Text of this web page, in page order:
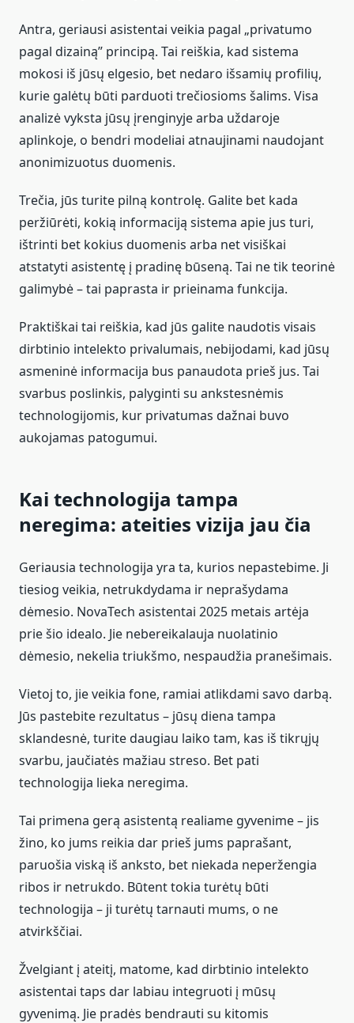
Antra, geriausi asistentai veikia pagal „privatumo
pagal dizainą” principą. Tai reiškia, kad sistema
mokosi iš jūsų elgesio, bet nedaro išsamių profilių,
kurie galėtų būti parduoti trečiosioms šalims. Visa
analizė vyksta jūsų įrenginyje arba uždaroje
aplinkoje, o bendri modeliai atnaujinami naudojant
anonimizuotus duomenis.
Trečia, jūs turite pilną kontrolę. Galite bet kada
peržiūrėti, kokią informaciją sistema apie jus turi,
ištrinti bet kokius duomenis arba net visiškai
atstatyti asistentę į pradinę būseną. Tai ne tik teorinė
galimybė – tai paprasta ir prieinama funkcija.
Praktiškai tai reiškia, kad jūs galite naudotis visais
dirbtinio intelekto privalumais, nebijodami, kad jūsų
asmeninė informacija bus panaudota prieš jus. Tai
svarbus poslinkis, palyginti su ankstesnėmis
technologijomis, kur privatumas dažnai buvo
aukojamas patogumui.
Kai technologija tampa
neregima: ateities vizija jau čia
Geriausia technologija yra ta, kurios nepastebime. Ji
tiesiog veikia, netrukdydama ir neprašydama
dėmesio. NovaTech asistentai 2025 metais artėja
prie šio idealo. Jie nebereikalauja nuolatinio
dėmesio, nekelia triukšmo, nespaudžia pranešimais.
Vietoj to, jie veikia fone, ramiai atlikdami savo darbą.
Jūs pastebite rezultatus – jūsų diena tampa
sklandesnė, turite daugiau laiko tam, kas iš tikrųjų
svarbu, jaučiatės mažiau streso. Bet pati
technologija lieka neregima.
Tai primena gerą asistentą realiame gyvenime – jis
žino, ko jums reikia dar prieš jums paprašant,
paruošia viską iš anksto, bet niekada neperžengia
ribos ir netrukdo. Būtent tokia turėtų būti
technologija – ji turėtų tarnauti mums, o ne
atvirkščiai.
Žvelgiant į ateitį, matome, kad dirbtinio intelekto
asistentai taps dar labiau integruoti į mūsų
gyvenimą. Jie pradės bendrauti su kitomis